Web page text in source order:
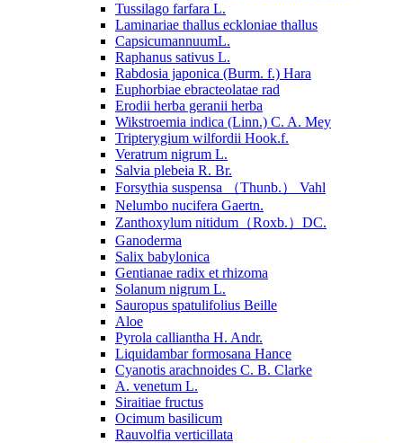
Tussilago farfara L.
Laminariae thallus eckloniae thallus
CapsicumannuumL.
Raphanus sativus L.
Rabdosia japonica (Burm. f.) Hara
Euphorbiae ebracteolatae rad
Erodii herba geranii herba
Wikstroemia indica (Linn.) C. A. Mey
Tripterygium wilfordii Hook.f.
Veratrum nigrum L.
Salvia plebeia R. Br.
Forsythia suspensa （Thunb.） Vahl
Nelumbo nucifera Gaertn.
Zanthoxylum nitidum（Roxb.）DC.
Ganoderma
Salix babylonica
Gentianae radix et rhizoma
Solanum nigrum L.
Sauropus spatulifolius Beille
Aloe
Pyrola calliantha H. Andr.
Liquidambar formosana Hance
Cyanotis arachnoides C. B. Clarke
A. venetum L.
Siraitiae fructus
Ocimum basilicum
Rauvolfia verticillata